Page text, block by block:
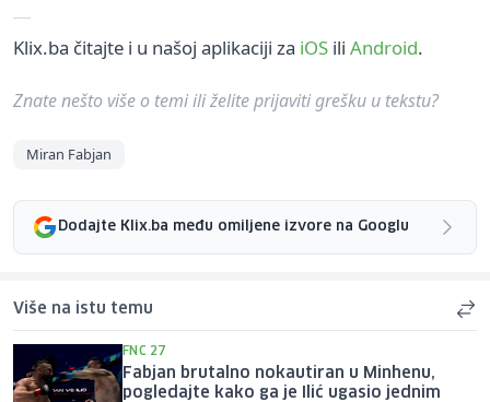
Klix.ba čitajte i u našoj aplikaciji za iOS ili Android.
Znate nešto više o temi ili želite prijaviti grešku u tekstu?
Miran Fabjan
Dodajte Klix.ba među omiljene izvore na Googlu
Više na istu temu
FNC 27
Fabjan brutalno nokautiran u Minhenu,
pogledajte kako ga je Ilić ugasio jednim